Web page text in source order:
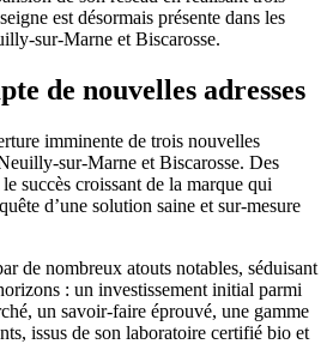
est désormais présente dans les
sur-Marne et Biscarosse.
de nouvelles adresses
imminente de trois nouvelles
sur-Marne et Biscarosse. Des
succès croissant de la marque qui
d’une solution saine et sur-mesure
de nombreux atouts notables, séduisant
: un investissement initial parmi
un savoir-faire éprouvé, une gamme
issus de son laboratoire certifié bio et